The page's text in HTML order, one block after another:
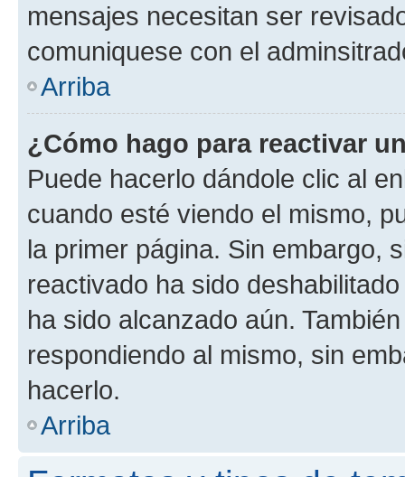
mensajes necesitan ser
comuniquese con el
Arriba
¿Cómo hago para reactivar
Puede hacerlo dándole clic al
cuando esté viendo el mismo,
la primer página. Sin embargo,
reactivado ha sido
ha sido alcanzado aún.
respondiendo al mismo, sin
hacerlo.
Arriba